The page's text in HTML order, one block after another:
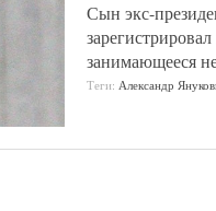
Сын экс-
занимающееся
Теги: Александр